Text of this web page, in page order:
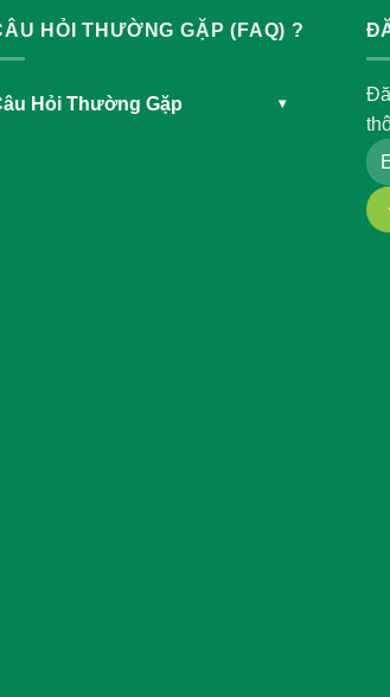
HỎI THƯỜNG GẶP (FAQ) ?
Hỏi Thường Gặp ▾